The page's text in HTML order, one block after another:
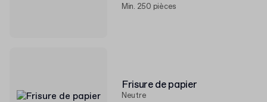
Min. 250 pièces
Frisure de papier
Neutre